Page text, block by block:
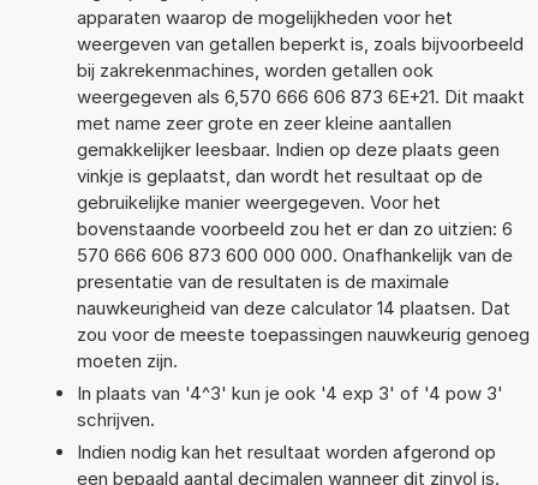
apparaten waarop de mogelijkheden voor het
weergeven van getallen beperkt is, zoals bijvoorbeeld
bij zakrekenmachines, worden getallen ook
weergegeven als 6,570 666 606 873 6E+21. Dit maakt
met name zeer grote en zeer kleine aantallen
gemakkelijker leesbaar. Indien op deze plaats geen
vinkje is geplaatst, dan wordt het resultaat op de
gebruikelijke manier weergegeven. Voor het
bovenstaande voorbeeld zou het er dan zo uitzien: 6
570 666 606 873 600 000 000. Onafhankelijk van de
presentatie van de resultaten is de maximale
nauwkeurigheid van deze calculator 14 plaatsen. Dat
zou voor de meeste toepassingen nauwkeurig genoeg
moeten zijn.
In plaats van '4^3' kun je ook '4 exp 3' of '4 pow 3'
schrijven.
Indien nodig kan het resultaat worden afgerond op
een bepaald aantal decimalen wanneer dit zinvol is.